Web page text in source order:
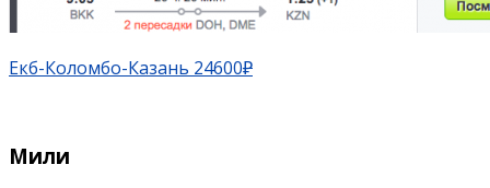
Екб-Коломбо-Казань 24600₽
Мили